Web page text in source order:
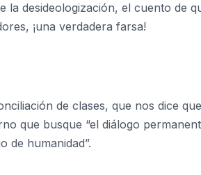
la desideologización, el cuento de
¡una verdadera farsa!
de clases, que nos dice
que busque “el diálogo
de humanidad”.